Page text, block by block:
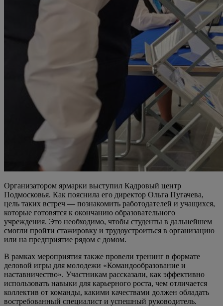
Организатором ярмарки выступил Кадровый центр
Подмосковья. Как пояснила его директор Ольга Пугачева,
цель таких встреч — познакомить работодателей и учащихся,
которые готовятся к окончанию образовательного
учреждения. Это необходимо, чтобы студенты в дальнейшем
смогли пройти стажировку и трудоустроиться в организацию
или на предприятие рядом с домом.
В рамках мероприятия также провели тренинг в формате
деловой игры для молодежи «Командообразование и
наставничество». Участникам рассказали, как эффективно
использовать навыки для карьерного роста, чем отличается
коллектив от команды, какими качествами должен обладать
востребованный специалист и успешный руководитель.